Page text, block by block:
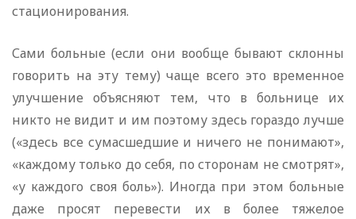
стационирования.
Сами больные (если они вообще бывают склонны
говорить на эту тему) чаще всего это временное
улучшение объясняют тем, что в больнице их
никто не видит и им поэтому здесь гораздо лучше
(«здесь все сумасшедшие и ничего не понимают»,
«каждому только до себя, по сторонам не смотрят»,
«у каждого своя боль»). Иногда при этом больные
даже просят перевести их в более тяжелое